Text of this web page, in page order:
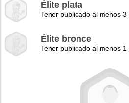
Élite plata
Tener publicado al menos
Élite bronce
Tener publicado al menos 1